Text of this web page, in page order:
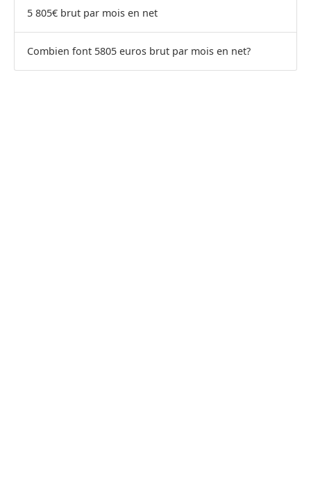
5 805€ brut par mois en net
Combien font 5805 euros brut par mois en net?